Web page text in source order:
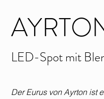
LED-Spot mit
Der Eurus von Ayrton ist